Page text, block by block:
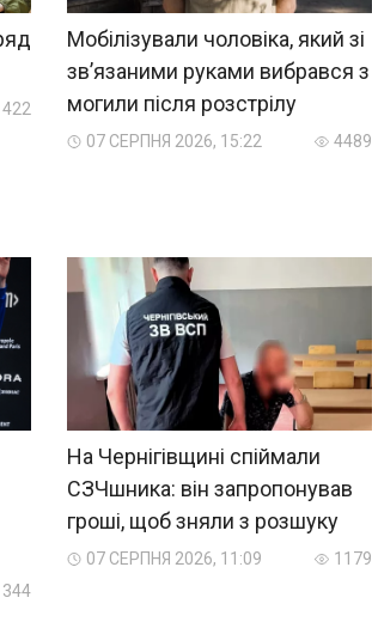
422
Мобілізували чоловіка, який зі
зв’язаними руками вибрався з
могили після розстрілу
07 СЕРПНЯ 2026, 15:22 4489
344
На Чернігівщині спіймали
СЗЧшника: він запропонував
гроші, щоб зняли з розшуку
07 СЕРПНЯ 2026, 11:09 1179